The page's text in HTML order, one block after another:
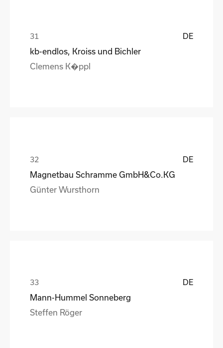
DE
kb-endlos, Kroiss und Bichler
Clemens K�ppl
DE
Magnetbau Schramme GmbH&Co.KG
Günter Wursthorn
DE
Mann-Hummel Sonneberg
Steffen Röger